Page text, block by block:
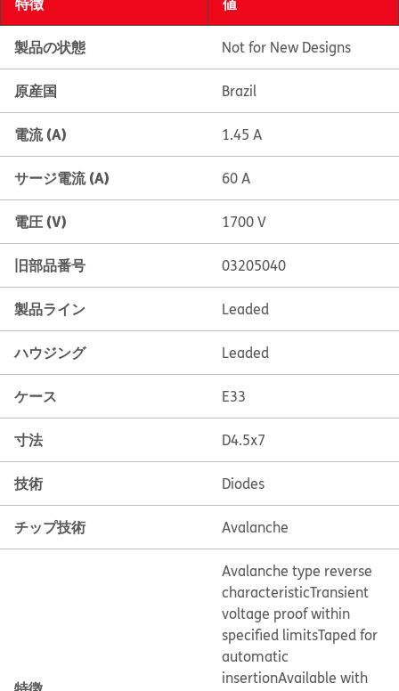
製品の状態 Not for New Designs
原産国 Brazil
電流 (A) 1.45 A
サージ電流 (A) 60 A
電圧 (V) 1700 V
旧部品番号 03205040
製品ライン Leaded
ハウジング Leaded
ケース E33
寸法 D4.5x7
技術 Diodes
チップ技術 Avalanche
Avalanche type reverse
characteristicTransient
voltage proof within
specified limitsTaped for
automatic
insertionAvailable with